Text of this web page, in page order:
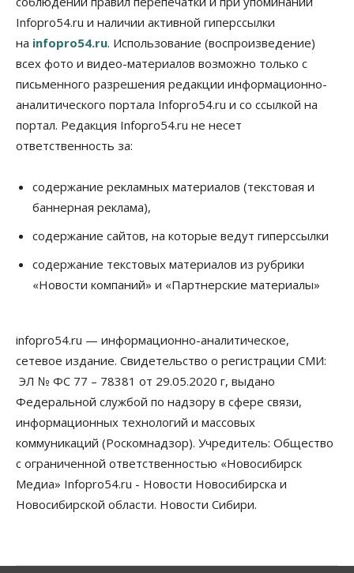
Бизнес
Работодатели Новосибирска заявили в центры
занятости почти 32 тысячи вакансий
09 Августа 2026, 09:00
Общество
Спрос на машино-места в
Новосибирской области вырос в полтора раза
К современному юридическому образованию в
России возникает много вопросов
08 Августа 2026, 17:00
Новосибирские вузы опубликовали
приказы о зачислении на бюджетные места
08 Августа 2026, 16:00
Искусственный интеллект впервые выписал
штраф за борщевик
08 Августа 2026, 15:00
Авто
Продажи подержанных электромобилей в
Новосибирской области растут второй месяц
08 Августа 2026, 13:00
Бизнес Общество
Детские центры Новосибирска
перегибают с «педагогикой успеха», считает
Infopro54.ru и наличии активной гиперссылки
на infopro54.ru. Использование (воспроизведение)
всех фото и видео-материалов возможно только с
письменного разрешения редакции информационно-
аналитического портала Infopro54.ru и со ссылкой на
портал. Редакция Infopro54.ru не несет
ответственность за:
содержание рекламных материалов (текстовая и
баннерная реклама),
содержание сайтов, на которые ведут гиперссылки
содержание текстовых материалов из рубрики
«Новости компаний» и «Партнерские материалы»
infopro54.ru — информационно-аналитическое,
сетевое издание. Свидетельство о регистрации СМИ:
ЭЛ № ФС 77 – 78381 от 29.05.2020 г, выдано
Федеральной службой по надзору в сфере связи,
информационных технологий и массовых
коммуникаций (Роскомнадзор). Учредитель: Общество
с ограниченной ответственностью «Новосибирск
Медиа» Infopro54.ru - Новости Новосибирска и
Новосибирской области. Новости Сибири.